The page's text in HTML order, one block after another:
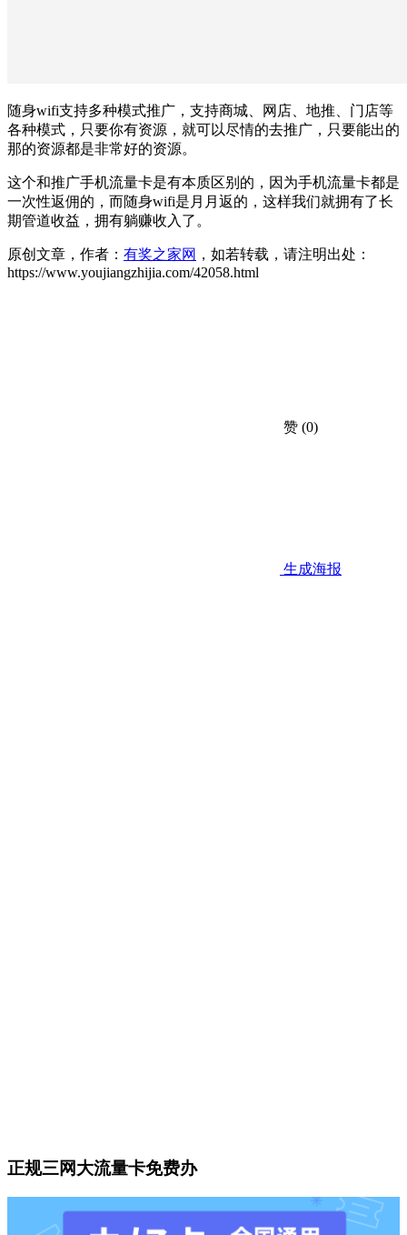
随身wifi支持多种模式推广，支持商城、网店、地推、门店等
各种模式，只要你有资源，就可以尽情的去推广，只要能出的
那的资源都是非常好的资源。
这个和推广手机流量卡是有本质区别的，因为手机流量卡都是
一次性返佣的，而随身wifi是月月返的，这样我们就拥有了长
期管道收益，拥有躺赚收入了。
原创文章，作者： 有奖之家网 ，如若转载，请注明出处：
https://www.youjiangzhijia.com/42058.html
赞 (0)
生成海报
正规三网大流量卡免费办